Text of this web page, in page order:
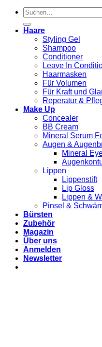
Suchen
nach:
Haare
Styling Gel
Shampoo
Conditioner
Leave In
Haarmasken
Für Volumen
Für Kraft und
Reperatur &
Make Up
Concealer
BB Cream
Mineral Serum
Augen &
Mineral
Lippen
Lippenstift
Lip Gloss
Lippen &
Pinsel &
Bürsten
Zubehör
Magazin
Über uns
Anmelden
Newsletter